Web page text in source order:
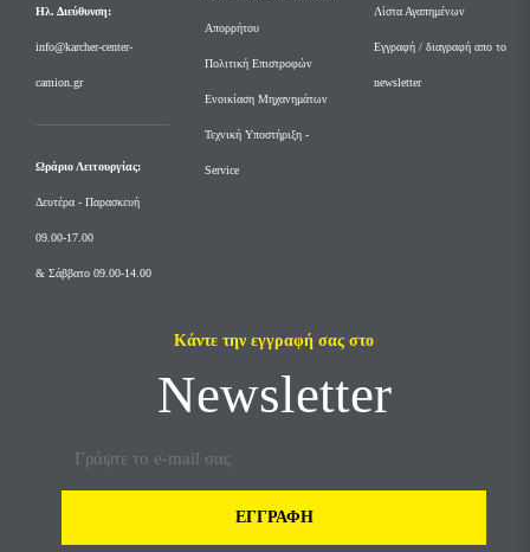
Ηλ. Διεύθυνση:
info@karcher-center-
camion.gr
Ωράριο Λειτουργίας:
Δευτέρα - Παρασκευή
09.00-17.00
& Σάββατο 09.00-14.00
Απορρήτου
Πολιτική Επιστροφών
Ενοικίαση Μηχανημάτων
Τεχνική Υποστήριξη -
Service
Λίστα Αγαπημένων
Εγγραφή / διαγραφή απο το
newsletter
Κάντε την εγγραφή σας στο
Newsletter
ΕΓΓΡΑΦΉ